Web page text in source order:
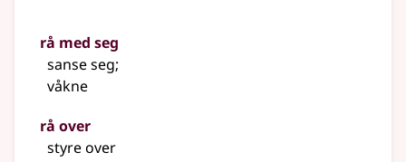
rå med seg
sanse seg;
våkne
rå over
styre over